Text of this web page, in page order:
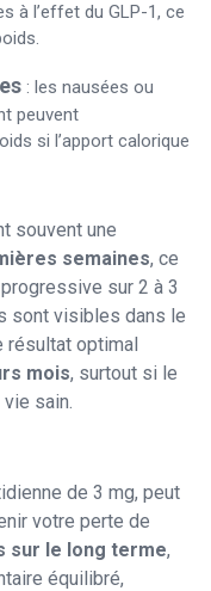
à l’effet du GLP-1, ce
: les nausées ou
peuvent
si l’apport calorique
souvent une
semaines, ce
sur 2 à 3
sont visibles dans le
résultat optimal
mois, surtout si le
sain.
de 3 mg, peut
votre perte de
sur le long terme,
équilibré,